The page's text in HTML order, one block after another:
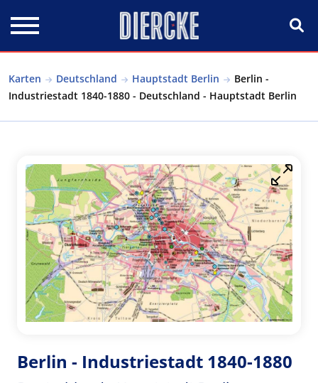
Karten Deutschland Hauptstadt Berlin
Berlin -
Industriestadt 1840-1880 - Deutschland - Hauptstadt Berlin
Berlin - Industriestadt 1840-1880